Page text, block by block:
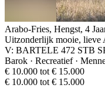
Arabo-Fries, Hengst, 4
Uitzonderlijk mooie, lieve
V: BARTELE 472 STB
Barok · Recreatief ·
€ 10.000 tot € 15.000
€ 10.000 tot € 15.000